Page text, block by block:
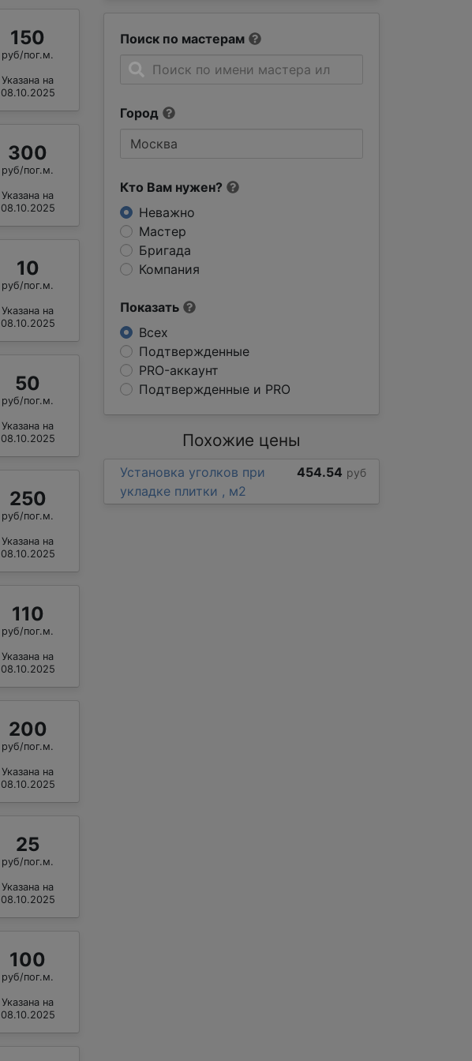
Поиск по мастерам
Город
Кто Вам нужен?
Неважно
Мастер
Бригада
Компания
Показать
Всех
Подтвержденные
PRO-аккаунт
Подтвержденные и PRO
150
руб/пог.м.
Указана на
08.10.2025
300
руб/пог.м.
Указана на
08.10.2025
10
руб/пог.м.
Указана на
08.10.2025
50
руб/пог.м.
Указана на
08.10.2025
250
руб/пог.м.
Указана на
08.10.2025
110
руб/пог.м.
Указана на
08.10.2025
200
руб/пог.м.
Указана на
08.10.2025
25
руб/пог.м.
Указана на
08.10.2025
100
руб/пог.м.
Указана на
08.10.2025
Похожие цены
Установка уголков при
укладке плитки , м2
454.54 руб